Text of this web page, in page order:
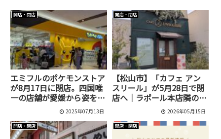
開店・閉店
エミフルのポケモンストア
が8月17日に閉店。四国唯
一の店舗が愛媛から姿を消
2025年07月13日
開店・閉店
【松山市】「カフェ アン
スリール」が5月28日で閉
店へ｜ラポール本店隣のス
2026年05月15日
開店・閉店 開店・閉店